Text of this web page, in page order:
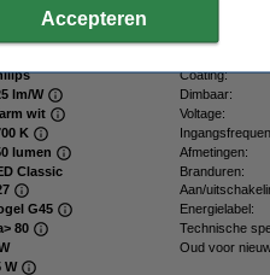
(PDF)
Coating:
lm/W Dimbaar:
wit Voltage:
K
lumen Afmetingen:
Classic Branduren:
Aan/
G45 Energielabel:
80 Technische
Oud voor
W
Accepteren